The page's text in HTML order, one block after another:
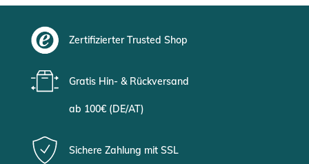
Zertifizierter Trusted Shop
Gratis Hin- & Rückversand
ab 100€ (DE/AT)
Sichere Zahlung mit SSL